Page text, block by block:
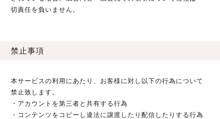
切責任を負いません。
禁止事項
本サービスの利用にあたり、お客様に対し以下の行為について
禁止致します。
・アカウントを第三者と共有する行為
・コンテンツをコピーし違法に譲渡したり配信したりする行為